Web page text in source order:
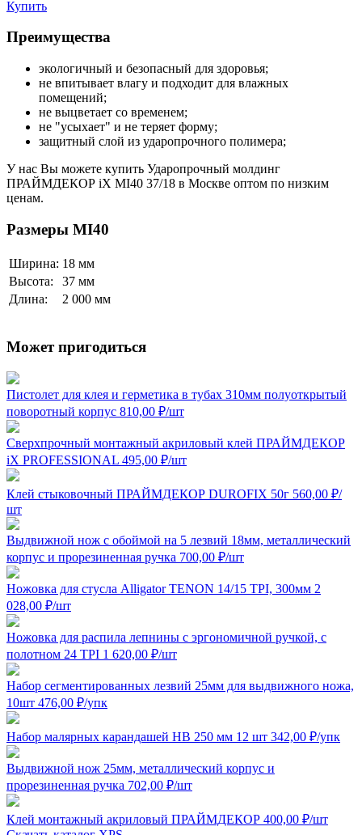
Купить
Преимущества
экологичный и безопасный для здоровья;
не впитывает влагу и подходит для влажных
помещений;
не выцветает со временем;
не "усыхает" и не теряет форму;
защитный слой из ударопрочного полимера;
У нас Вы можете купить Ударопрочный молдинг
ПРАЙМДЕКОР iX MI40 37/18 в Москве оптом по низким
ценам.
Размеры MI40
Ширина: 18 мм
Высота:
37 мм
Длина:
2 000 мм
Может пригодиться
Пистолет для клея и герметика в тубах 310мм полуоткрытый
поворотный корпус 810,00 ₽/шт
Сверхпрочный монтажный акриловый клей ПРАЙМДЕКОР
iX PROFESSIONAL 495,00 ₽/шт
Клей стыковочный ПРАЙМДЕКОР DUROFIX 50г 560,00 ₽/
шт
Выдвижной нож с обоймой на 5 лезвий 18мм, металлический
корпус и прорезиненная ручка 700,00 ₽/шт
Ножовка для стусла Alligator TENON 14/15 TPI, 300мм 2
028,00 ₽/шт
Ножовка для распила лепнины с эргономичной ручкой, с
полотном 24 TPI 1 620,00 ₽/шт
Набор сегментированных лезвий 25мм для выдвижного ножа,
10шт 476,00 ₽/упк
Набор малярных карандашей HB 250 мм 12 шт 342,00 ₽/упк
Выдвижной нож 25мм, металлический корпус и
прорезиненная ручка 702,00 ₽/шт
Клей монтажный акриловый ПРАЙМДЕКОР 400,00 ₽/шт